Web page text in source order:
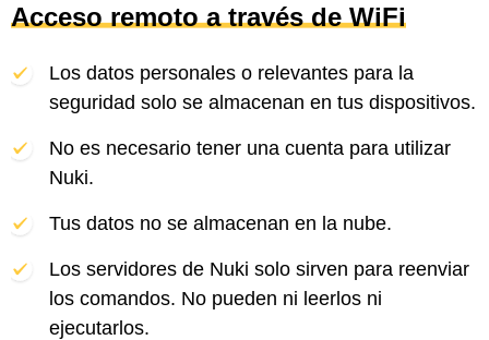
Acceso remoto a través de WiFi
Los datos personales o relevantes para la
seguridad solo se almacenan en tus dispositivos.
No es necesario tener una cuenta para utilizar
Nuki.
Tus datos no se almacenan en la nube.
Los servidores de Nuki solo sirven para reenviar
los comandos. No pueden ni leerlos ni
ejecutarlos.